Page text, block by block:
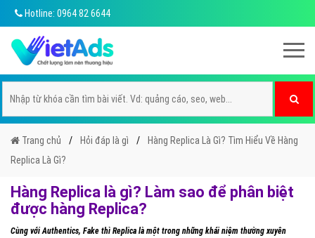
Hotline: 0964 82 6644
Trang chủ Hỏi đáp là gì
Hàng Replica Là Gì? Tìm Hiểu Về Hàng
Replica Là Gì?
Hàng Replica là gì? Làm sao để phân biệt
được hàng Replica?
Cùng với Authentics, Fake thì Replica là một trong những khái niệm thường xuyên